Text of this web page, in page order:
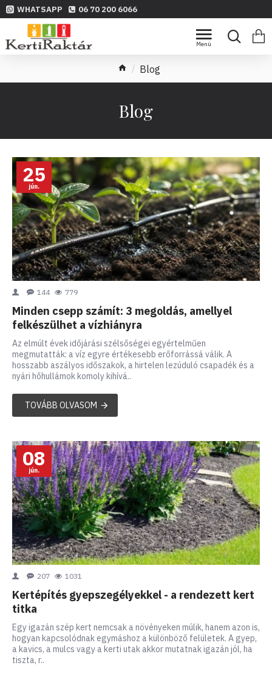
WHATSAPP 06 70 200 6066
Blog
Blog
25
jún.
144 779
Minden csepp számít: 3 megoldás, amellyel
felkészülhet a vízhiányra
Az elmúlt évek időjárási szélsőségei egyértelműen
megmutatták: a víz egyre értékesebb erőforrássá válik. A
hosszabb aszályos időszakok, a hirtelen lezúduló csapadék és a
nyári hőhullámok komoly kihívá..
TOVÁBB OLVASOM
08
jún.
207 1031
Kertépítés gyepszegélyekkel - a rendezett kert
titka
Egy igazán szép kert nemcsak a növényeken múlik, hanem azon is,
hogyan kapcsolódnak egymáshoz a különböző felületek. A gyep,
a kavics, a mulcs vagy a kerti utak akkor mutatnak igazán jól, ha
tiszta, r..